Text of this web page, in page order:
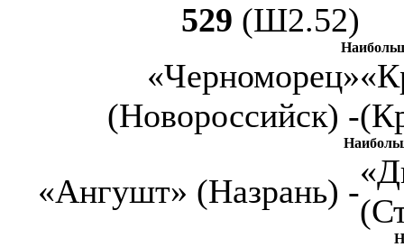
529 (Ш2.52)
«Черноморец»
(Новороссийск) -
«Ангушт» (Назрань) -